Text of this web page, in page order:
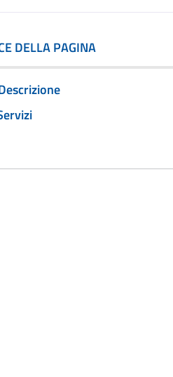
DELLA PAGINA